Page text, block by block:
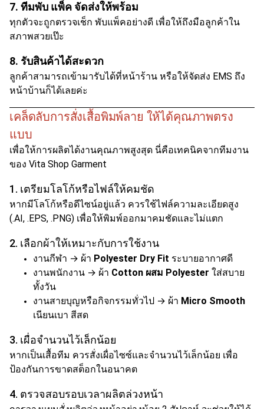
7. ทีมพับ แพ็ค จัดส่งให้พร้อม
ทุกตัวจะถูกตรวจเช็ก พับแพ็คอย่างดี เพื่อให้ถึงมือลูกค้าใน
สภาพสวยเป๊ะ
8. รับสินค้าได้สะดวก
ลูกค้าสามารถเข้ามารับได้ที่หน้าร้าน หรือให้จัดส่ง EMS ถึง
หน้าบ้านก็ได้เลยค่ะ
เคล็ดลับการสั่งเสื้อพิมพ์ลาย ให้ได้คุณภาพตรง
แบบ
เพื่อให้การผลิตได้งานคุณภาพสูงสุด นี่คือเทคนิคจากทีมงาน
ของ Vita Shop Garment
1. เตรียมโลโก้หรือไฟล์ให้คมชัด
หากมีโลโก้หรือดีไซน์อยู่แล้ว ควรใช้ไฟล์ความละเอียดสูง
(.AI, .EPS, .PNG) เพื่อให้พิมพ์ออกมาคมชัดและไม่แตก
2. เลือกผ้าให้เหมาะกับการใช้งาน
งานกีฬา → ผ้า Polyester Dry Fit ระบายอากาศดี
งานพนักงาน → ผ้า Cotton ผสม Polyester ใส่สบาย
ทั้งวัน
งานสายบุญหรือกิจกรรมทั่วไป → ผ้า Micro Smooth
เนียนเบา สีสด
3. เผื่อจำนวนไว้เล็กน้อย
หากเป็นเสื้อทีม ควรสั่งเผื่อไซซ์และจำนวนไว้เล็กน้อย เพื่อ
ป้องกันการขาดสต็อกในอนาคต
4. ตรวจสอบรอบเวลาผลิตล่วงหน้า